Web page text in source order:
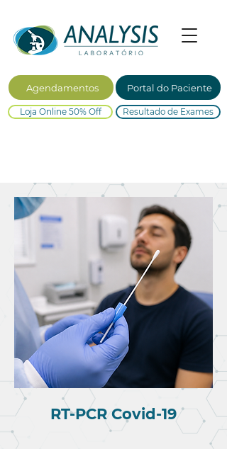
Agendamentos Portal do Paciente
Loja Online 50% Off Resultado de Exames
RT-PCR Covid-19